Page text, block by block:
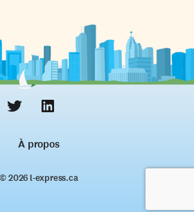
À propos
© 2026 l‑express.ca